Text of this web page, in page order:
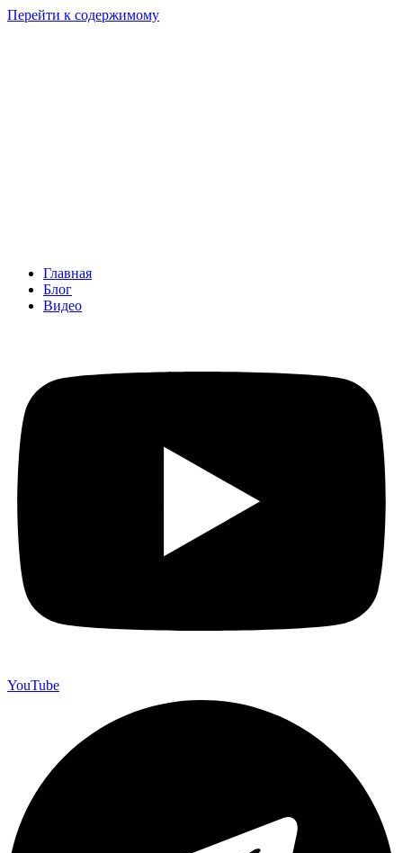
Перейти к содержимому
Главная
Блог
Видео
YouTube